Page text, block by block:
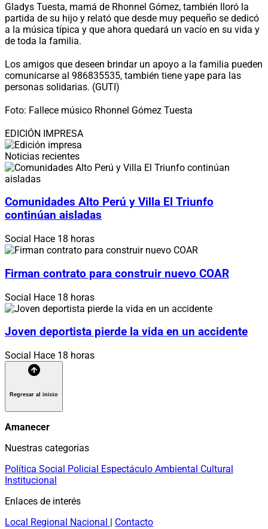
Gladys Tuesta, mamá de Rhonnel Gómez, también lloró la
partida de su hijo y relató que desde muy pequeño se dedicó
a la música típica y que ahora quedará un vacío en su vida y
de toda la familia.
Los amigos que deseen brindar un apoyo a la familia pueden
comunicarse al 986835535, también tiene yape para las
personas solidarias. (GUTI)
Foto: Fallece músico Rhonnel Gómez Tuesta
EDICIÓN IMPRESA
Noticias recientes
Comunidades Alto Perú y Villa El Triunfo
continúan aisladas
Social Hace 18 horas
Firman contrato para construir nuevo COAR
Social Hace 18 horas
Joven deportista pierde la vida en un accidente
Social Hace 18 horas
Regresar al inicio
Amanecer
Nuestras categorías
Política Social Policial Espectáculo Ambiental Cultural
Institucional
Enlaces de interés
Local Regional Nacional | Contacto